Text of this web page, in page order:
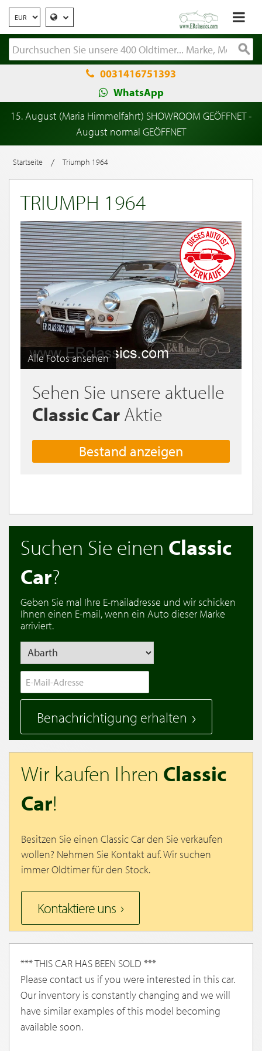
0031416751393
WhatsApp
15. August (Maria Himmelfahrt) SHOWROOM GEÖFFNET -
August normal GEÖFFNET
Startseite / Triumph 1964
TRIUMPH 1964
Alle Fotos ansehen
Sehen Sie unsere aktuelle
Classic Car Aktie
Bestand anzeigen
Suchen Sie einen Classic
Car?
Geben Sie mal Ihre E-mailadresse und wir schicken
Ihnen einen E-mail, wenn ein Auto dieser Marke
arriviert.
Benachrichtigung erhalten
Wir kaufen Ihren Classic
Car!
Besitzen Sie einen Classic Car den Sie verkaufen
wollen? Nehmen Sie Kontakt auf. Wir suchen
immer Oldtimer für den Stock.
Kontaktiere uns
*** THIS CAR HAS BEEN SOLD ***
Please contact us if you were interested in this car.
Our inventory is constantly changing and we will
have similar examples of this model becoming
available soon.